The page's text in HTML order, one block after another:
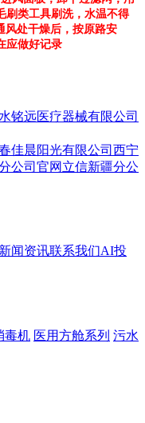
刷类工具刷洗，水温不得
风处干燥后，按原路安
应做好记录
铭远医疗器械有限公司
佳晨阳光有限公司 西宁
公司官网 立信新疆分公
新闻资讯联系我们AI投
毒机 医用方舱系列 污水